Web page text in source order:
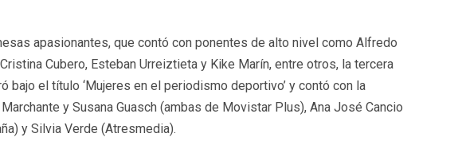
apasionantes, que contó con ponentes de alto nivel como Alfredo
Cubero, Esteban Urreiztieta y Kike Marín, entre otros, la tercera
bajo el título ‘Mujeres en el periodismo deportivo’ y contó con la
y Susana Guasch (ambas de Movistar Plus), Ana José Cancio
y Silvia Verde (Atresmedia).